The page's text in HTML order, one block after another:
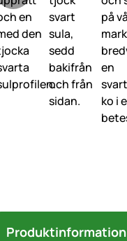
Produktinformation